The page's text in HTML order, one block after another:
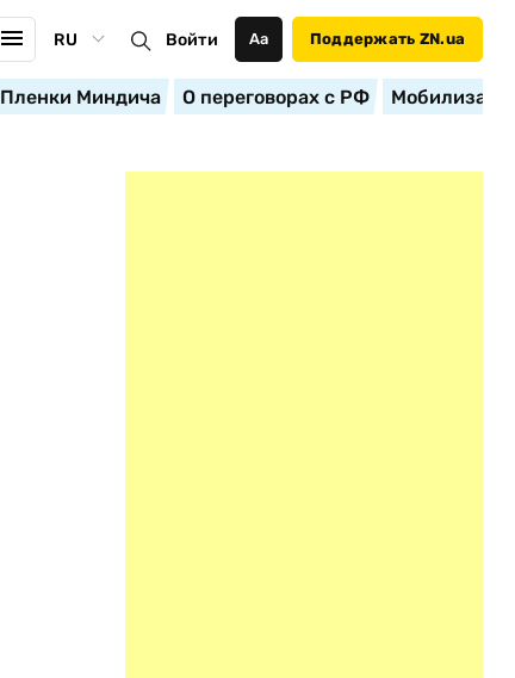
RU Войти Аа Поддержать ZN.ua
Пленки Миндича О переговорах с РФ